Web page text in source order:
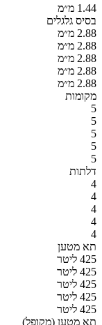
1.44 מ״מ
בסיס גלגלים
2.88 מ״מ
2.88 מ״מ
2.88 מ״מ
2.88 מ״מ
2.88 מ״מ
מקומות
5
5
5
5
5
דלתות
4
4
4
4
4
תא מטען
425 ליטר
425 ליטר
425 ליטר
425 ליטר
425 ליטר
תא מטען (מקופל)